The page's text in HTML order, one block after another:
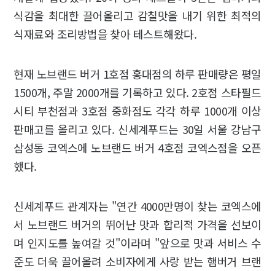
식감을 최대한 끌어올리고 감칠맛을 내기 위한 최적의
식재료와 조리방법을 찾아 테스트해왔다.
현재 노브랜드 버거 1호점 홍대점의 하루 판매량은 평일
1500개, 주말 2000개를 기록하고 있다. 2호점 스타필드
시티 부천점과 3호점 중화점도 각각 하루 1000개 이상
판매고를 올리고 있다. 신세계푸드는 30일 서울 강남구
삼성동 코엑스에 노브랜드 버거 4호점 코엑스점을 오픈
했다.
신세계푸드 관계자는 "연간 4000만명이 찾는 코엑스에
서 노브랜드 버거의 뛰어난 맛과 합리적 가격을 선보이
며 인지도를 높여갈 것"이라며 "앞으로 맛과 서비스 수
준도 더욱 끌어올려 소비자에게 사랑 받는 햄버거 브랜